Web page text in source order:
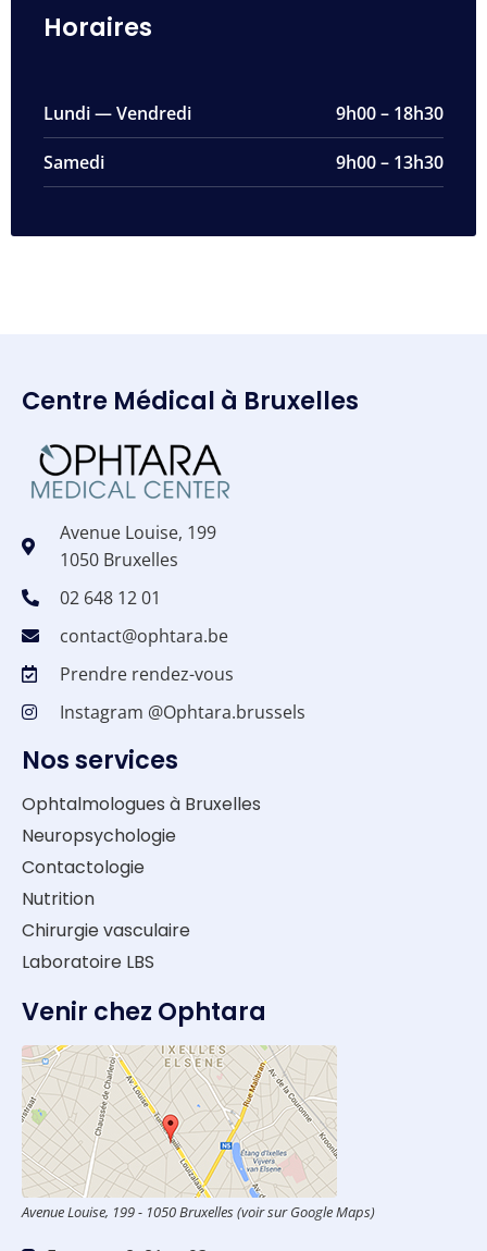
Horaires
Lundi — Vendredi 9h00 – 18h30
Samedi 9h00 – 13h30
Centre Médical à Bruxelles
Avenue Louise, 199
1050 Bruxelles
02 648 12 01
contact@ophtara.be
Prendre rendez-vous
Instagram @Ophtara.brussels
Nos services
Ophtalmologues à Bruxelles
Neuropsychologie
Contactologie
Nutrition
Chirurgie vasculaire
Laboratoire LBS
Venir chez Ophtara
Avenue Louise, 199 - 1050 Bruxelles (voir sur Google Maps)